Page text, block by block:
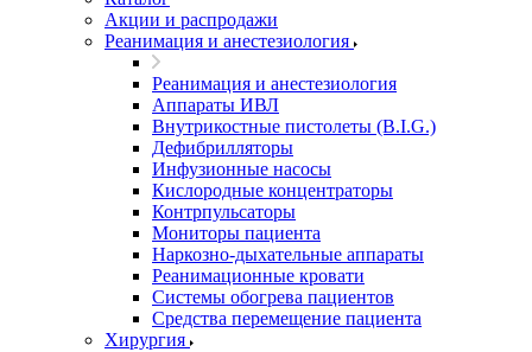
Акции и распродажи
Реанимация и анестезиология
Реанимация и анестезиология
Аппараты ИВЛ
Внутрикостные пистолеты (B.I.G.)
Дефибрилляторы
Инфузионные насосы
Кислородные концентраторы
Контрпульсаторы
Мониторы пациента
Наркозно-дыхательные аппараты
Реанимационные кровати
Системы обогрева пациентов
Средства перемещение пациента
Хирургия